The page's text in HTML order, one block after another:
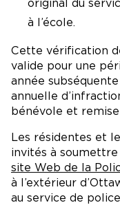
original du
à l’école.
Cette vérification
valide pour une
année
annuelle
bénévole et
Les résidentes et
invités à
site Web de la
à l’extérieur
au service de